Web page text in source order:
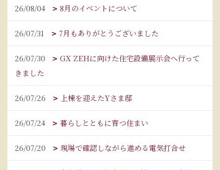
26/08/04 8月のイベントについて
26/07/31 7月もありがとうございました
26/07/30
GX ZEHに向けた住宅設備展示会へ行って
きました
26/07/26 上棟を迎えたYさま邸
26/07/24 暮らしとともに育つ住まい
26/07/20 現場で確認しながら進める電気打合せ